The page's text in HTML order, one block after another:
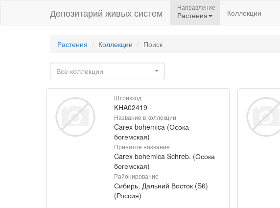
Депозитарий живых систем Направление
Растения Коллекции
Растения Коллекции Поиск
Все коллекции
Штрихкод
KHA02419
Название в коллекции
Carex bohemica (Осока
богемская)
Принятое название
Carex bohemica Schreb. (Осока
богемская)
Районирование
Сибирь, Дальний Восток (S6)
(Россия)